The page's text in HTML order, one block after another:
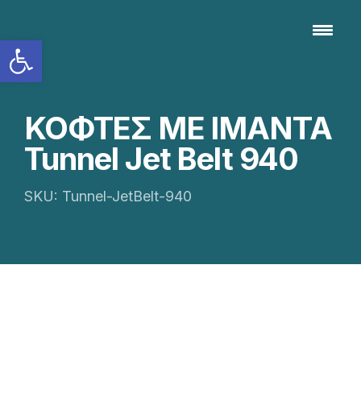
ΚΟΦΤΕΣ ΜΕ ΙΜΑΝΤΑ
Tunnel Jet Belt 940
SKU: Tunnel-JetBelt-940
Ανοίξτε τη γραμμή εργαλείων